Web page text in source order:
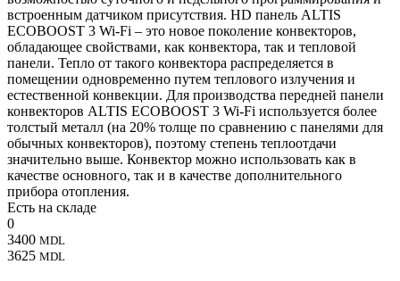
встроенным датчиком присутствия. HD панель ALTIS
ECOBOOST 3 Wi-Fi – это новое поколение конвекторов,
обладающее свойствами, как конвектора, так и тепловой
панели. Тепло от такого конвектора распределяется в
помещении одновременно путем теплового излучения и
естественной конвекции. Для производства передней панели
конвекторов ALTIS ECOBOOST 3 Wi-Fi используется более
толстый металл (на 20% толще по сравнению с панелями для
обычных конвекторов), поэтому степень теплоотдачи
значительно выше. Конвектор можно использовать как в
качестве основного, так и в качестве дополнительного
прибора отопления.
Есть на складе
0
3400 MDL
3625 MDL